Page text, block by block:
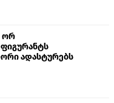
ავალიანს“
ორ
ადასტურებს